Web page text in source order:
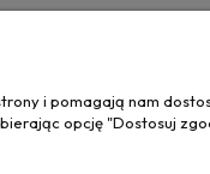
i pomagają nam
opcję "Dostosuj